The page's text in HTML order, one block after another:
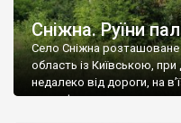
Сніжна. Руїни
Село Сніжна розташоване
область із Київською,
недалеко від дороги, на
рельєфне пано, яке